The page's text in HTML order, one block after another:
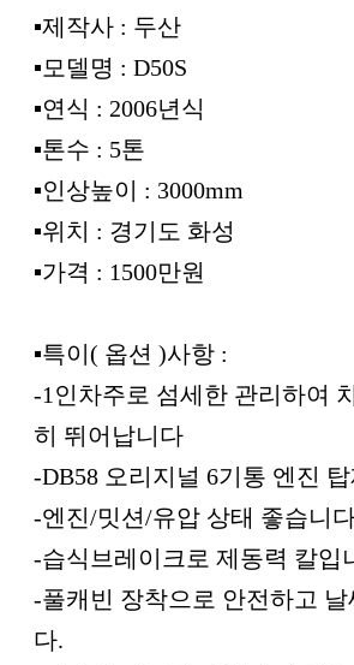
▪︎제작사 : 두산
▪︎모델명 : D50S
▪︎연식 : 2006년식
▪︎톤수 : 5톤
▪︎인상높이 : 3000mm
▪︎위치 : 경기도 화성
▪︎가격 : 1500만원
▪︎특이( 옵션 )사항 :
-1인차주로 섬세한 관리하여
히 뛰어납니다
-DB58 오리지널 6기통 엔진
-엔진/밋션/유압 상태 좋습니
-습식브레이크로 제동력 칼입
-풀캐빈 장착으로 안전하고 날
다.